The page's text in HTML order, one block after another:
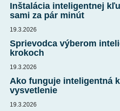
Inštalácia inteligentnej
sami za pár minút
19.3.2026
Sprievodca výberom
krokoch
19.3.2026
Ako funguje inteligentná
vysvetlenie
19.3.2026